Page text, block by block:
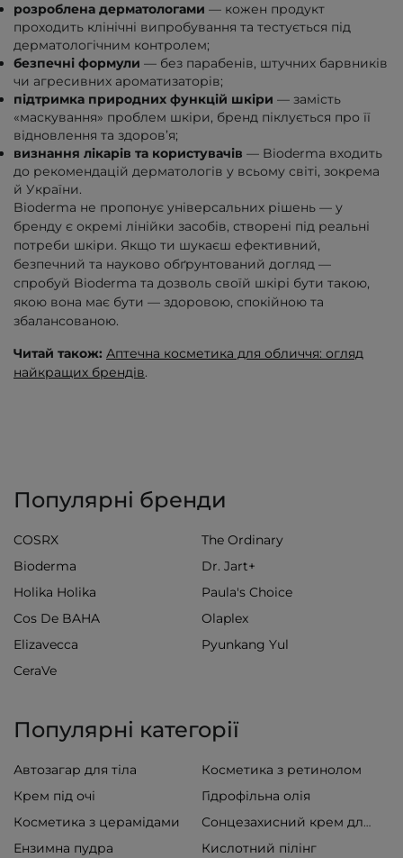
розроблена дерматологами — кожен продукт
проходить клінічні випробування та тестується під
дерматологічним контролем;
безпечні формули — без парабенів, штучних барвників
чи агресивних ароматизаторів;
підтримка природних функцій шкіри — замість
«маскування» проблем шкіри, бренд піклується про її
відновлення та здоров’я;
визнання лікарів та користувачів — Bioderma входить
до рекомендацій дерматологів у всьому світі, зокрема
й України.
Bioderma не пропонує універсальних рішень — у
бренду є окремі лінійки засобів, створені під реальні
потреби шкіри. Якщо ти шукаєш ефективний,
безпечний та науково обґрунтований догляд —
спробуй Bioderma та дозволь своїй шкірі бути такою,
якою вона має бути — здоровою, спокійною та
збалансованою.
Читай також: Аптечна косметика для обличчя: огляд
найкращих брендів.
Популярні бренди
COSRX
The Ordinary
Bioderma
Dr. Jart+
Holika Holika
Paula's Choice
Cos De BAHA
Olaplex
Elizavecca
Pyunkang Yul
CeraVe
Популярні категорії
Автозагар для тіла
Косметика з ретинолом
Крем під очі
Гідрофільна олія
Косметика з церамідами
Сонцезахисний крем для обличчя
Ензимна пудра Кислотний пілінг